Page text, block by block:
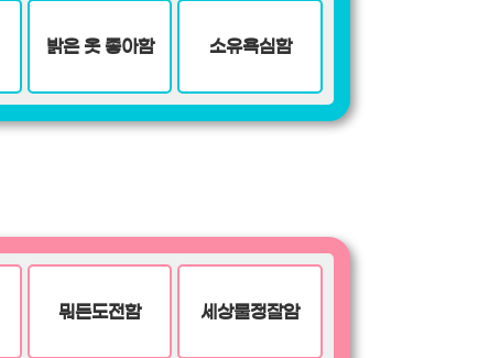
밝은 옷 좋아함 소유욕심함
뭐든도전함 세상물정잘암